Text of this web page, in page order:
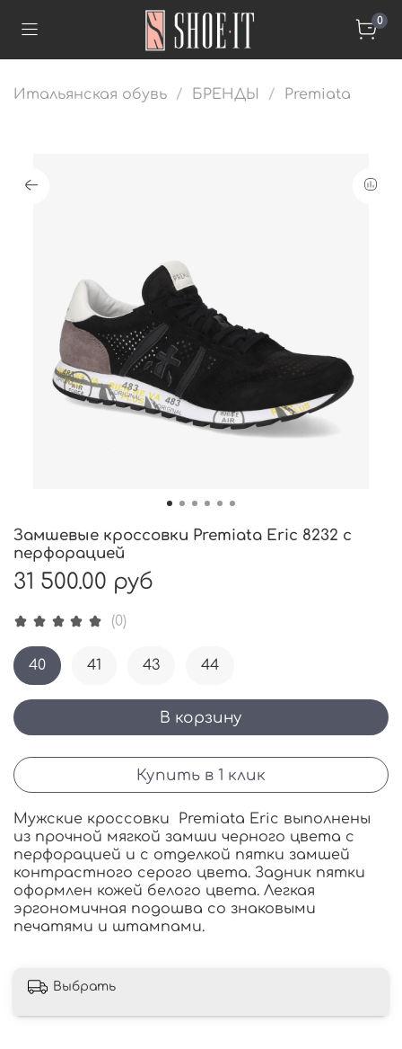
0
Итальянская обувь БРЕНДЫ Premiata
(0)
Замшевые кроссовки Premiata Eric 8232 с
перфорацией
31 500.00 руб
В корзину
Купить в 1 клик
40 41 43 44
Мужские кроссовки Premiata Eric выполнены
из прочной мягкой замши черного цвета с
перфорацией и с отделкой пятки замшей
контрастного серого цвета. Задник пятки
оформлен кожей белого цвета. Легкая
эргономичная подошва со знаковыми
печатями и штампами.
Выбрать